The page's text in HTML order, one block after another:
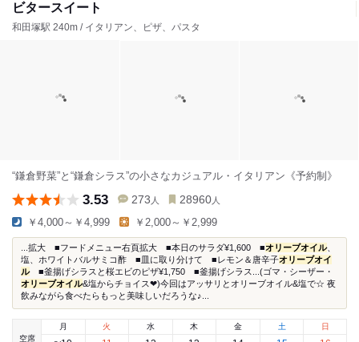
ビタースイート
和田塚駅 240m / イタリアン、ピザ、パスタ
“鎌倉野菜”と“鎌倉シラス”の小さなカジュアル・イタリアン《予約制》
3.53 273 人 28960 人
￥4,000～￥4,999 ￥2,000～￥2,999
...拡大 ■フードメニュー右頁拡大 ■本日のサラダ¥1,600 ■オリーブオイル、
塩、ホワイトバルサミコ酢 ■皿に取り分けて ■レモン＆唐辛子オリーブオイ
ル■釜揚げシラスと桜エビのピザ¥1,750 ■釜揚げシラス...(ゴマ・シーザー・
オリーブオイル&塩からチョイス❤)今回はアッサリとオリーブオイル&塩で☆ 夜
飲みながら食べたらもっと美味しいだろうな♪...
空席
月
火 水 木 金 土 日